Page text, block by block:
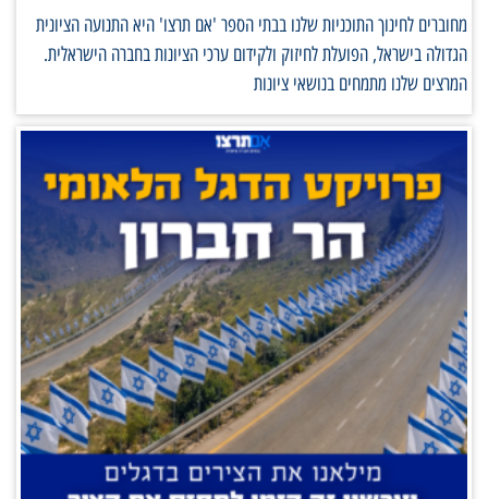
מחוברים לחינוך התוכניות שלנו בבתי הספר 'אם תרצו' היא התנועה הציונית
הגדולה בישראל, הפועלת לחיזוק ולקידום ערכי הציונות בחברה הישראלית.
המרצים שלנו מתמחים בנושאי ציונות